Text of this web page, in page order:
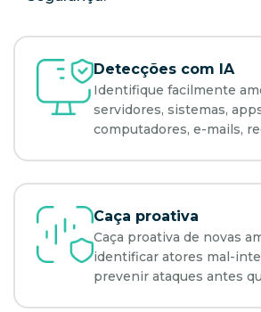
Detecções com IA
Identifique facilmente
servidores, sistemas,
computadores, e-mails,
Caça proativa
Caça proativa de novas
identificar atores mal-
prevenir ataques antes